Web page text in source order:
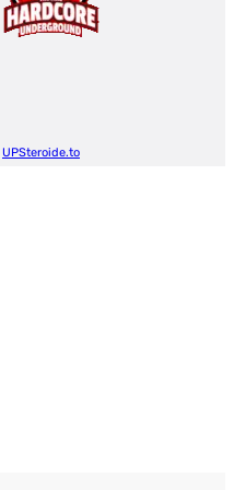
UPSteroide.to